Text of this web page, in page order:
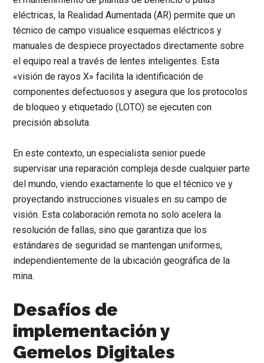
eléctricas, la Realidad Aumentada (AR)permite que un
técnico de campo visualice esquemas eléctricos y
manuales de despiece proyectados directamente sobre
el equipo real a través de lentes inteligentes. Esta
«visión de rayos X» facilita la identificación de
componentes defectuosos y asegura que los protocolos
de bloqueo y etiquetado (LOTO) se ejecuten con
precisión absoluta.
En este contexto, un especialista senior puede
supervisar una reparación compleja desde cualquier parte
del mundo, viendo exactamente lo que el técnico ve y
proyectando instrucciones visuales en su campo de
visión. Esta colaboración remota no solo acelera la
resolución de fallas, sino que garantiza que los
estándares de seguridad se mantengan uniformes,
independientemente de la ubicación geográfica de la
mina.
Desafíos de
implementación y
Gemelos Digitales